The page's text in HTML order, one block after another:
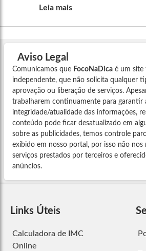
Leia mais
Aviso Legal
Comunicamos que FocoNaDica é um site
independente, que não solicita qualquer
aprovação ou liberação de serviços.
trabalharem continuamente para garantir
integridade/atualidade das informações,
conteúdo pode ficar desatualizado em
sobre as publicidades, temos controle
exibido em nosso portal, por isso não nos
serviços prestados por terceiros e
anúncios.
Links Úteis
Calculadora de IMC
Online